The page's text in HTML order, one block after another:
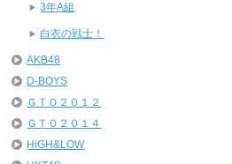
3年A組
白衣の戦士！
AKB48
D-BOYS
ＧＴＯ２０１２
ＧＴＯ２０１４
HiGH&LOW